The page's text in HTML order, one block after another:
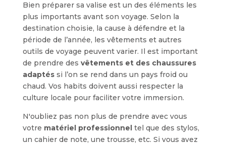
Bien préparer sa valise est un des éléments les
plus importants avant son voyage. Selon la
destination choisie, la cause à défendre et la
période de l’année, les vêtements et autres
outils de voyage peuvent varier. Il est important
de prendre des vêtements et des chaussures
adaptéssi l’on se rend dans un pays froid ou
chaud. Vos habits doivent aussi respecter la
culture locale pour faciliter votre immersion.
N'oubliez pas non plus de prendre avec vous
votre matériel professionneltel que des stylos,
un cahier de note, une trousse, etc. Si vous avez